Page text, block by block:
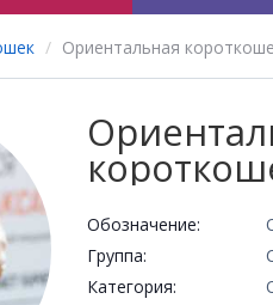
/ Ориентальная
Обозначение:
Группа:
Категория: